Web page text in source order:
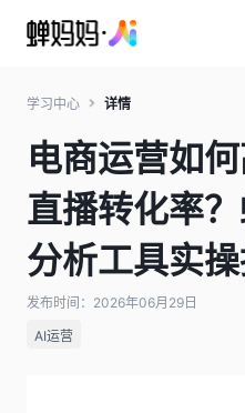
学习中心 详情
电商运营如
直播转化率
分析工具实
发布时间：2026年06月29日
AI运营